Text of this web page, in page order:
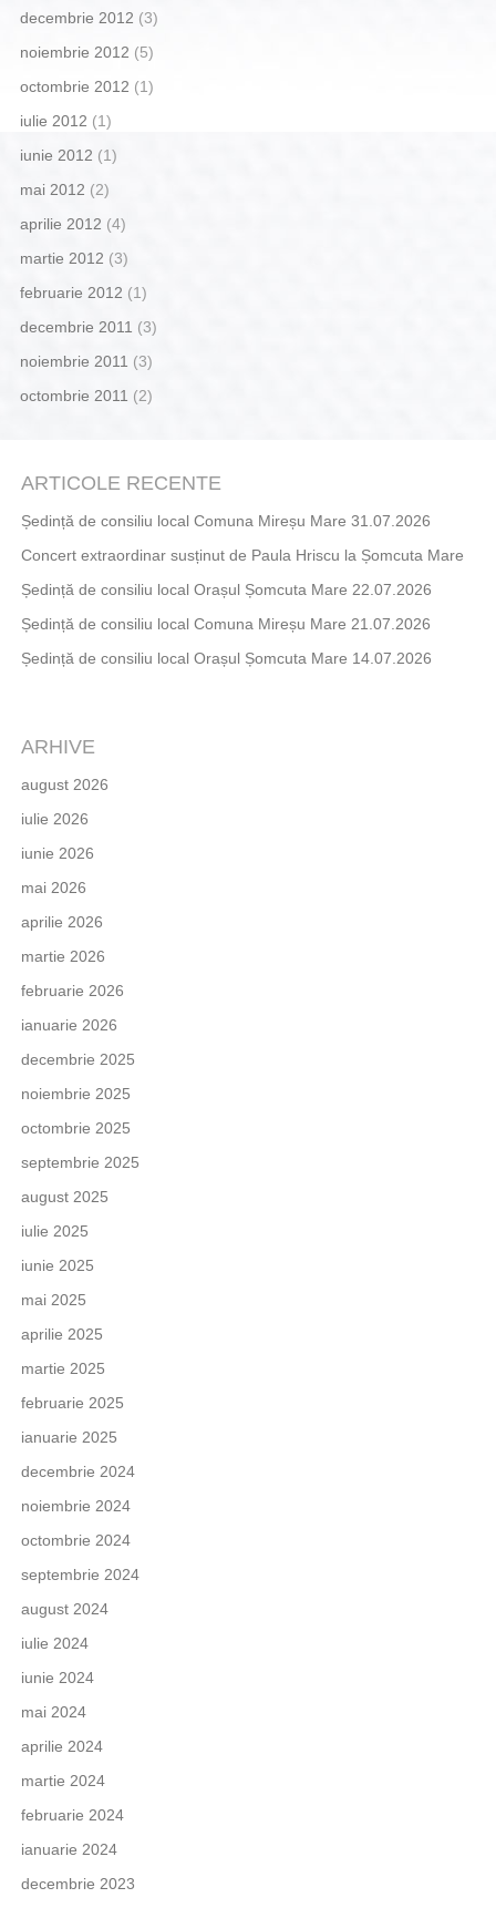
decembrie 2012 (3)
noiembrie 2012 (5)
octombrie 2012 (1)
iulie 2012 (1)
iunie 2012 (1)
mai 2012 (2)
aprilie 2012 (4)
martie 2012 (3)
februarie 2012 (1)
decembrie 2011 (3)
noiembrie 2011 (3)
octombrie 2011 (2)
ARTICOLE RECENTE
Ședință de consiliu local Comuna Mireșu Mare 31.07.2026
Concert extraordinar susținut de Paula Hriscu la Șomcuta Mare
Ședință de consiliu local Orașul Șomcuta Mare 22.07.2026
Ședință de consiliu local Comuna Mireșu Mare 21.07.2026
Ședință de consiliu local Orașul Șomcuta Mare 14.07.2026
ARHIVE
august 2026
iulie 2026
iunie 2026
mai 2026
aprilie 2026
martie 2026
februarie 2026
ianuarie 2026
decembrie 2025
noiembrie 2025
octombrie 2025
septembrie 2025
august 2025
iulie 2025
iunie 2025
mai 2025
aprilie 2025
martie 2025
februarie 2025
ianuarie 2025
decembrie 2024
noiembrie 2024
octombrie 2024
septembrie 2024
august 2024
iulie 2024
iunie 2024
mai 2024
aprilie 2024
martie 2024
februarie 2024
ianuarie 2024
decembrie 2023